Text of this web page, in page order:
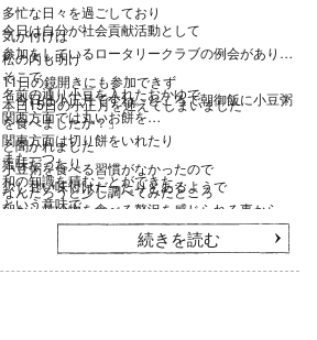
多忙な日々を過ごしており
気が付けば
松の内も明け
11日の鏡開きにも参加できず
本日15日の小正月を迎えてしまいました
今日は自分が社会貢献活動として
参加をしているロータリークラブの例会があり
そこで
「今日は小正月ですね。ところで朝御飯に小豆粥
を食べましたか？」
と聞かれました
小豆粥を食べる習慣がなかったので
なんだろうと少し調べてみたところ
1000年以上前の
土佐日記にも記されている程
歴史は長く
名前の通り小豆を入れたおかゆで
関西方面では丸いお餅を
関東方面は切り餅をいれたり
塩味だったり
少し甘い味付けだったりとあるようで
朝から甘い物を食べる贅沢を感じられる事から
庶民にも幅広く
受け継がれてきたようです
また一つ
和の知識を積むことができた
という意味で
今年もいい出発が切れた事に感謝し
来年まで忘れないで
必ず小豆粥を食べようと決意した
続きを読む